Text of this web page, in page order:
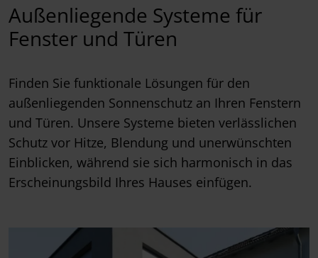
Außenliegende Systeme für
Fenster und Türen
Finden Sie funktionale Lösungen für den
außenliegenden Sonnenschutz an Ihren Fenstern
und Türen. Unsere Systeme bieten verlässlichen
Schutz vor Hitze, Blendung und unerwünschten
Einblicken, während sie sich harmonisch in das
Erscheinungsbild Ihres Hauses einfügen.